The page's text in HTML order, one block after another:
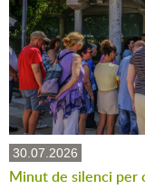
30.07.2026
Minut de silenci per